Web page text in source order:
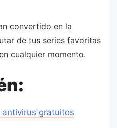
convertido en la
de tus series favoritas
cualquier momento.
gratuitos